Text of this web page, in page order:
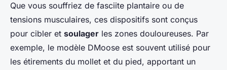
Que vous souffriez de fasciite plantaire ou de
tensions musculaires, ces dispositifs sont conçus
pour cibler et soulager les zones douloureuses. Par
exemple, le modèle DMoose est souvent utilisé pour
les étirements du mollet et du pied, apportant un